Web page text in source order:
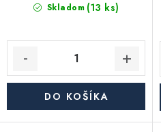
Skladom (13 ks)
DO KOŠÍKA